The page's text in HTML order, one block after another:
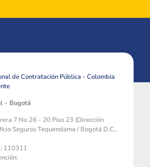
de Contratación Pública - Colombia
- Bogotá
7 No 26 - 20 Piso 23 (Dirección
Seguros Tequendama / Bogotá D.C.,
110311